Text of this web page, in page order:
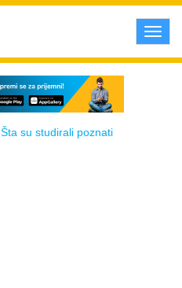
Šta su studirali poznati